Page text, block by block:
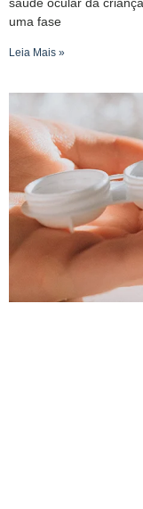
uma fase
Leia Mais »